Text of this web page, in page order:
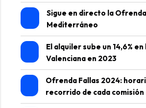
Sigue en directo la
Mediterráneo
El alquiler sube un 14,6%
Valenciana en 2023
Ofrenda Fallas 2024:
recorrido de cada comisión